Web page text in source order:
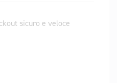
sicuro e veloce